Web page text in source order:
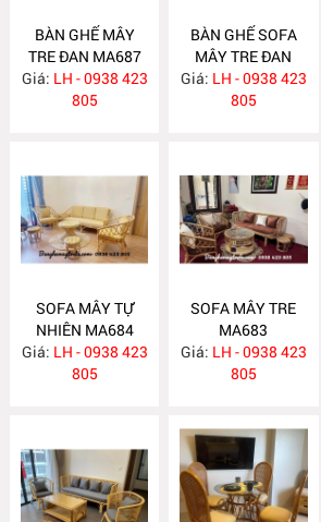
BÀN GHẾ MÂY
TRE ĐAN MA687
Giá: LH - 0938 423
805
BÀN GHẾ SOFA
MÂY TRE ĐAN
MA686
Giá: LH - 0938 423
805
SOFA MÂY TỰ
NHIÊN MA684
Giá: LH - 0938 423
805
SOFA MÂY TRE
MA683
Giá: LH - 0938 423
805